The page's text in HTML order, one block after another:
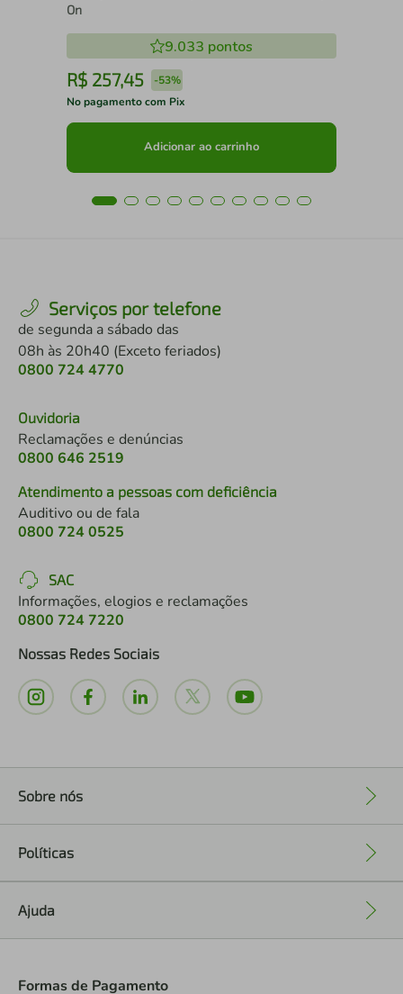
On
9.033 pontos
R$ 257,45 -53%
No pagamento com Pix
Adicionar ao carrinho
Serviços por telefone
de segunda a sábado das
08h às 20h40 (Exceto feriados)
0800 724 4770
Ouvidoria
Reclamações e denúncias
0800 646 2519
Atendimento a pessoas com deficiência
Auditivo ou de fala
0800 724 0525
SAC
Informações, elogios e reclamações
0800 724 7220
Nossas Redes Sociais
Sobre nós
Políticas
Ajuda
Formas de Pagamento